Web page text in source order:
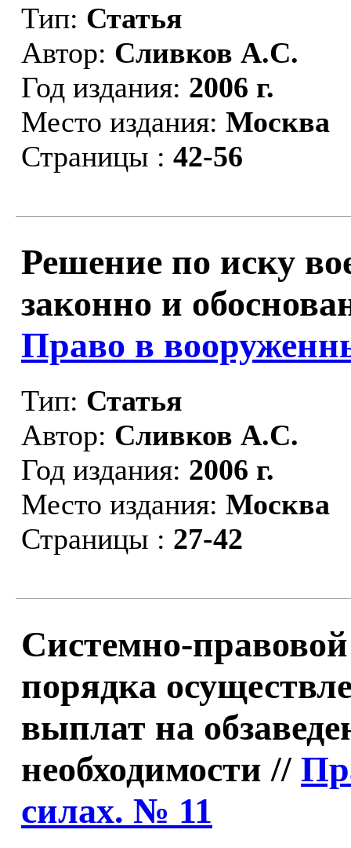
Тип: Статья
Автор: Сливков А.С.
Год издания: 2006 г.
Место издания: Москва
Страницы : 42-56
Решение по иску
законно и
Право в
Тип: Статья
Автор: Сливков А.С.
Год издания: 2006 г.
Место издания: Москва
Страницы : 27-42
Системно-
порядка
выплат на
необходимости //
силах. № 11